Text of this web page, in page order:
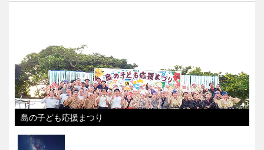
島の子ども応援まつり